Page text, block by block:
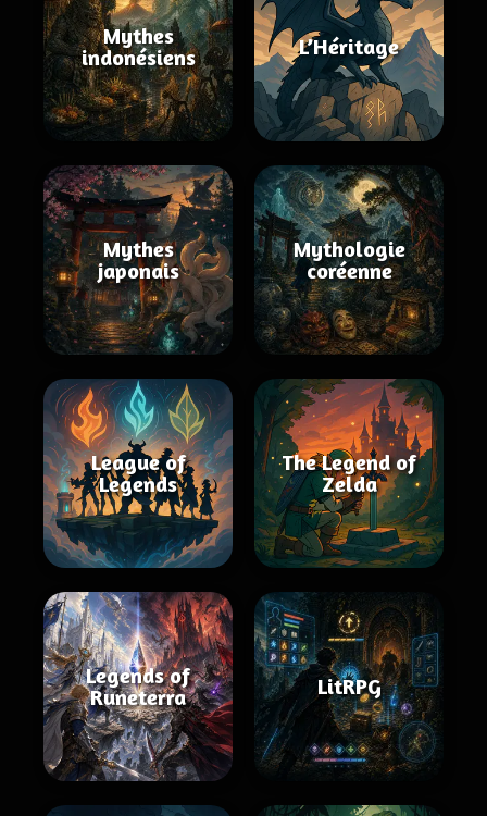
Mythes
indonésiens
L’Héritage
Mythes
japonais
Mythologie
coréenne
League of
Legends
The Legend of
Zelda
Legends of
Runeterra
LitRPG